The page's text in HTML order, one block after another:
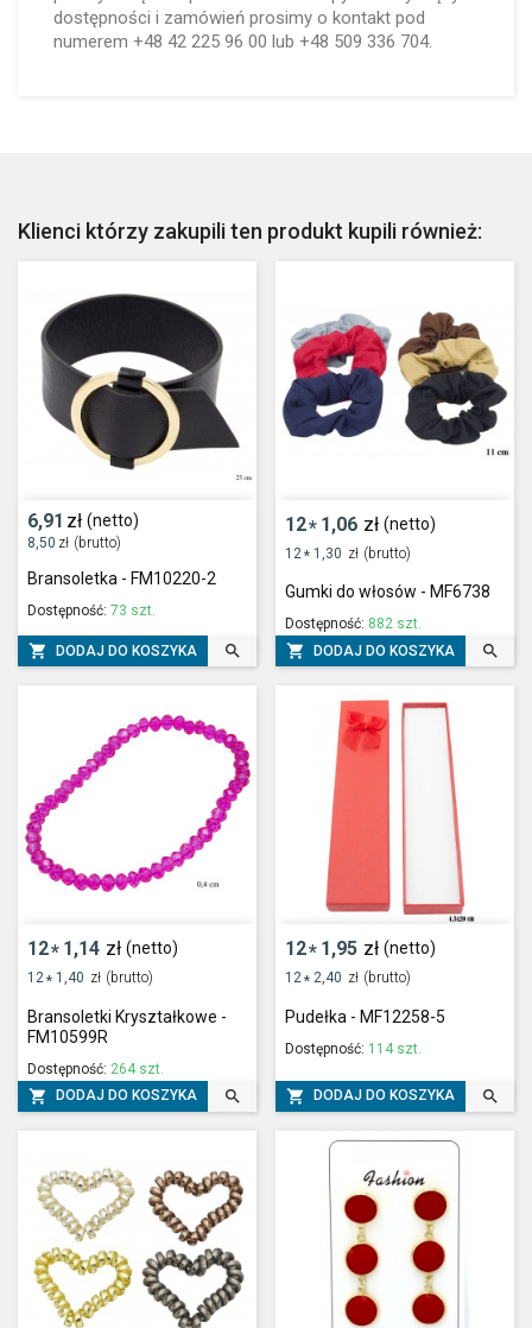
dostępności i zamówień prosimy o kontakt pod
numerem +48 42 225 96 00 lub +48 509 336 704.
Klienci którzy zakupili ten produkt kupili również:
6,91 zł (netto)
8,50 zł (brutto)
Bransoletka - FM10220-2
Dostępność: 73 szt.
 DODAJ DO KOSZYKA 
12* 1,06 zł (netto)
12 * 1,30 zł (brutto)
Gumki do włosów - MF6738
Dostępność: 882 szt.
 DODAJ DO KOSZYKA 
12* 1,14 zł (netto)
12 * 1,40 zł (brutto)
Bransoletki Kryształkowe -
FM10599R
Dostępność: 264 szt.
 DODAJ DO KOSZYKA 
12* 1,95 zł (netto)
12 * 2,40 zł (brutto)
Pudełka - MF12258-5
Dostępność: 114 szt.
 DODAJ DO KOSZYKA 